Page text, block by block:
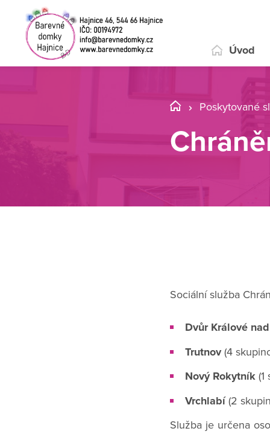
Úvod
Poskytované
Sociální služba
Dvůr Králové
Trutnov(4
Nový Rokytník (1
Vrchlabí(2
Služba je určena